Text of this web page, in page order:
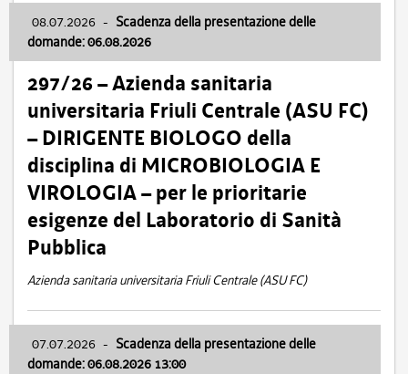
08.07.2026 - Scadenza della presentazione delle
domande: 06.08.2026
297/26 – Azienda sanitaria
universitaria Friuli Centrale (ASU FC)
– DIRIGENTE BIOLOGO della
disciplina di MICROBIOLOGIA E
VIROLOGIA – per le prioritarie
esigenze del Laboratorio di Sanità
Pubblica
Azienda sanitaria universitaria Friuli Centrale (ASU FC)
07.07.2026 - Scadenza della presentazione delle
domande: 06.08.2026 13:00